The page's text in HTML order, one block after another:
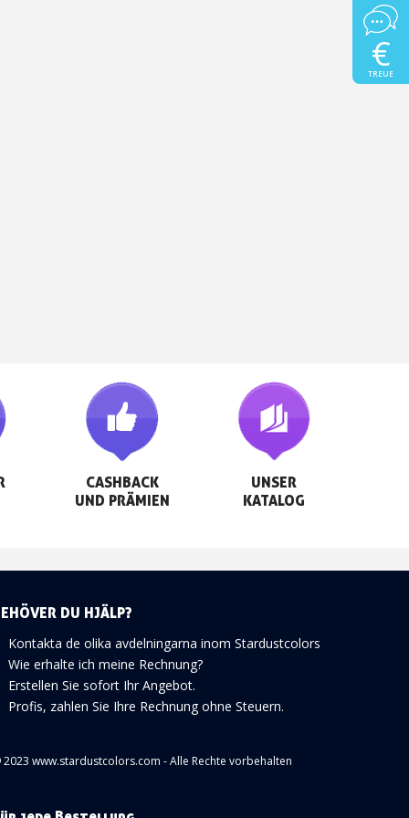
CASHBACK
UND PRÄMIEN
UNSER
KATALOG
DU HJÄLP?
Kontakta de olika avdelningarna inom Stardustcolors
Wie erhalte ich meine Rechnung?
Erstellen Sie sofort Ihr Angebot.
Profis, zahlen Sie Ihre Rechnung ohne Steuern.
www.stardustcolors.com - Alle Rechte vorbehalten
€
TREUE